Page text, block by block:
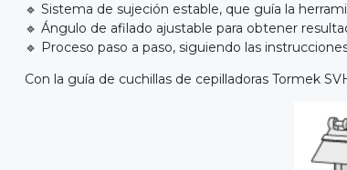
🔹 Sistema de sujeción estable, que guía la
🔹 Ángulo de afilado ajustable para obtener
🔹 Proceso paso a paso, siguiendo las
Con la guía de cuchillas de cepilladoras Tormek